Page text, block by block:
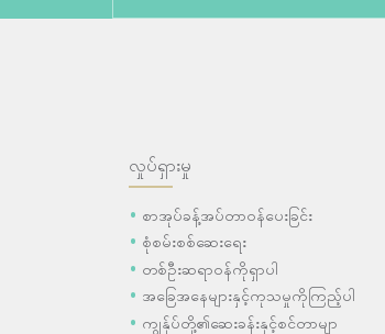
လှုပ်ရှားမှု
စာအုပ်ခန့်အပ်တာဝန်ပေးခြင်း
စုံစမ်းစစ်ဆေးရေး
တစ်ဦးဆရာဝန်ကိုရှာပါ
အခြေအနေများနှင့်ကုသမှုကိုကြည့်ပါ
ကျွန်ုပ်တို့၏ဆေးခန်းနှင့်စင်တာမျာ